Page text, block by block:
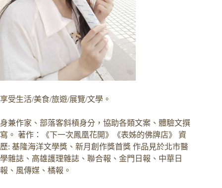
享受生活/美食/旅遊/展覽/文學。
身兼作家、部落客斜槓身分，協助各類文案、體驗文撰
寫。 著作：《下一次鳳凰花開》《表姊的佛牌店》 資
歷: 基隆海洋文學獎、新月創作獎首獎 作品見於北市醫
學雜誌、高雄護理雜誌、聯合報、金門日報、中華日
報、風傳媒、橘報。